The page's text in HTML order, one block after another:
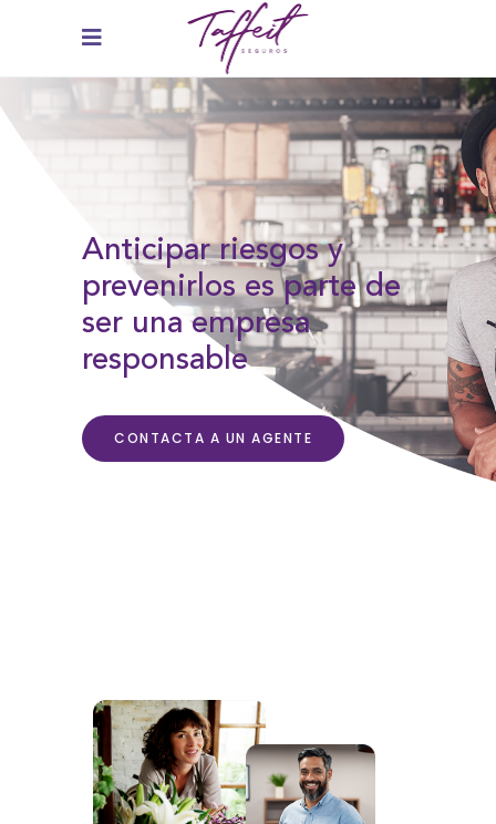
Anticipar riesgos y
prevenirlos es parte de
ser una empresa
responsable
CONTACTA A UN AGENTE